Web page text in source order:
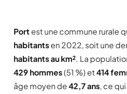
Port est une commune rurale
habitantsen 2022, soit une
habitants au km². La
429 hommes(51 %) et414
âge moyen de42,7 ans, ce